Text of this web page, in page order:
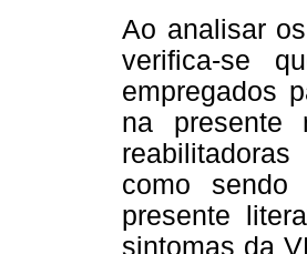
Ao analisar
verifica-se
empregados
na presente
como
presente
sintomas da